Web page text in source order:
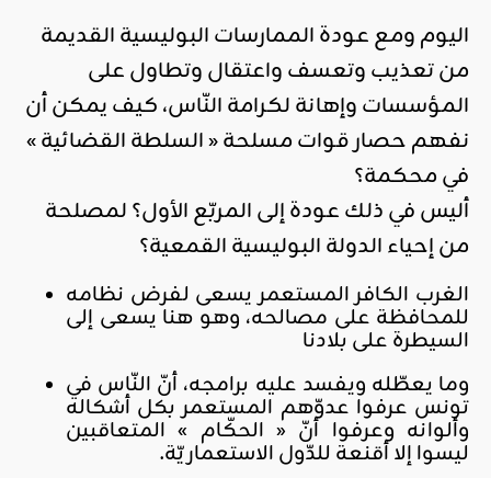
اليوم ومع عودة الممارسات البوليسية القديمة
من تعذيب وتعسف واعتقال وتطاول على
المؤسسات وإهانة لكرامة النّاس، كيف يمكن أن
نفهم حصار قوات مسلحة « السلطة القضائية »
في محكمة؟
أليس في ذلك عودة إلى المربّع الأول؟ لمصلحة
من إحياء الدولة البوليسية القمعية؟
الغرب الكافر المستعمر يسعى لفرض نظامه
للمحافظة على مصالحه، وهو هنا يسعى إلى
السيطرة على بلادنا
وما يعطّله ويفسد عليه برامجه، أنّ النّاس في
تونس عرفوا عدوّهم المستعمر بكل أشكاله
وألوانه وعرفوا أنّ « الحكّام » المتعاقبين
ليسوا إلا أقنعة للدّول الاستعماريّة.